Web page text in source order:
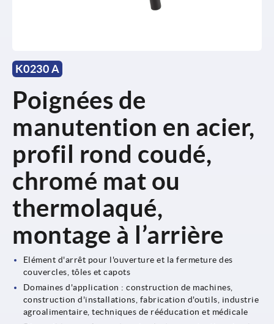
K0230 A
Poignées de
manutention en acier,
profil rond coudé,
chromé mat ou
thermolaqué,
montage à l’arrière
Elément d'arrêt pour l'ouverture et la fermeture des
couvercles, tôles et capots
Domaines d'application : construction de machines,
construction d'installations, fabrication d'outils, industrie
agroalimentaire, techniques de rééducation et médicale